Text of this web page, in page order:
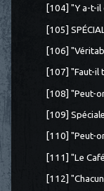
[104] "Y a-t-il
[105]
[106]
[107] "Faut-il
[108] "Peut-
[109]
[110] "Peut-
[111] "Le
[112]